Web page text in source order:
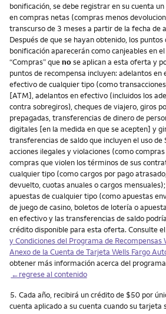
bonificación, se debe registrar en su cuenta
en compras netas (compras menos
transcurso de 3 meses a partir de la fecha de
Después de que se hayan obtenido, los
bonificación aparecerán como canjeables en
“Compras” quenose aplican a esta oferta y
puntos de recompensa incluyen: adelantos
efectivo de cualquier tipo (como
[ATM], adelantos en efectivo (incluidos los
contra sobregiros), cheques de viajero, giros
prepagadas, transferencias de dinero de
digitales [en la medida en que se acepten] y
transferencias de saldo que incluyen el uso de
acciones ilegales y violaciones (como
compras que violen los términos de sus
cualquier tipo (como cargos por pago
devuelto, cuotas anuales o cargos
apuestas de cualquier tipo (como apuestas
de juego de casino, boletos de lotería o
en efectivo y las transferencias de saldo
crédito disponible para esta oferta. Consulte el
y Condiciones del Programa de Recompensas
Anexo de la Cuenta de Tarjeta Wells Fargo
obtener más información acerca del
←regrese al contenido
Nota
5. Cada año, recibirá un crédito de $50 por
cuenta aplicado a su cuenta cuando su tarjeta